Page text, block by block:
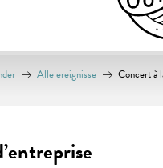
Alle ereignisse Concert à